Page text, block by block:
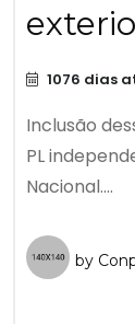
1076 dias
Inclusão
PL
Nacional....
by